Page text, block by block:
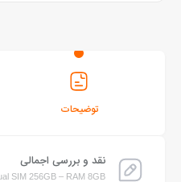
توضیحات
نقد و بررسی اجمالی
SIM 256GB – RAM 8GB